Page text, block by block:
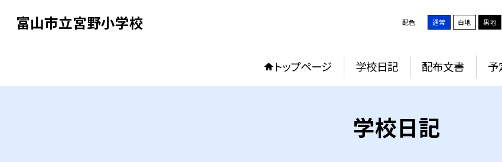
富山市立宮野小学校 配色 通常 白地 黒地
トップページ 学校日記 配布文書 予
学校日記